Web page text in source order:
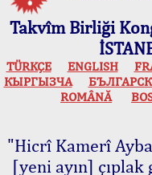
Takvîm Birliği
TÜRKÇE ENGLISH
КЫPГЫЗЧA
ROMÂNĂ
"Hicrî Kamerî
[yeni ayın]